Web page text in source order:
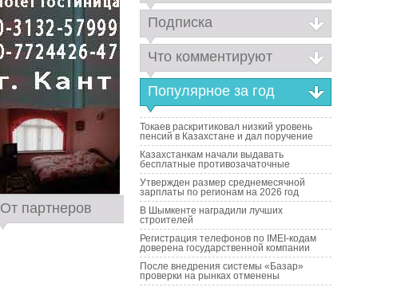
От партнеров
Подписка
Что комментируют
Популярное за год
Токаев раскритиковал низкий уровень
пенсий в Казахстане и дал поручение
Казахстанкам начали выдавать
бесплатные противозачаточные
Утвержден размер среднемесячной
зарплаты по регионам на 2026 год
В Шымкенте наградили лучших
строителей
Регистрация телефонов по IMEI-кодам
доверена государственной компании
После внедрения системы «Базар»
проверки на рынках отменены